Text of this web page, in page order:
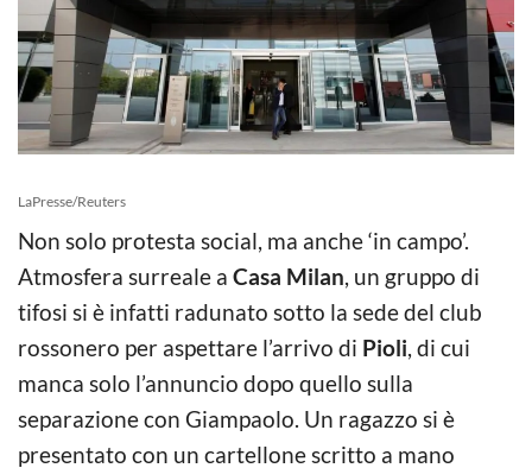
LaPresse/Reuters
Non solo protesta social, ma anche ‘in campo’.
Atmosfera surreale a Casa Milan, un gruppo di
tifosi si è infatti radunato sotto la sede del club
rossonero per aspettare l’arrivo di Pioli, di cui
manca solo l’annuncio dopo quello sulla
separazione con Giampaolo. Un ragazzo si è
presentato con un cartellone scritto a mano